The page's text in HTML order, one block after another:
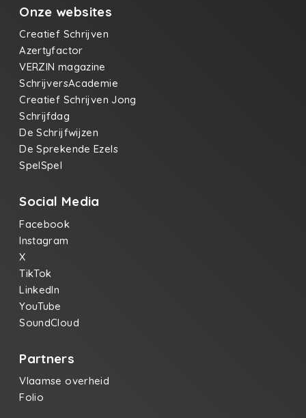
Onze websites
Creatief Schrijven
Azertyfactor
VERZIN magazine
SchrijversAcademie
Creatief Schrijven Jong
Schrijfdag
De Schrijfwijzen
De Sprekende Ezels
SpelSpel
Social Media
Facebook
Instagram
X
TikTok
LinkedIn
YouTube
SoundCloud
Partners
Vlaamse overheid
Folio